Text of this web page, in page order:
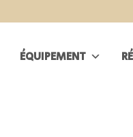
ÉQUIPEMENT